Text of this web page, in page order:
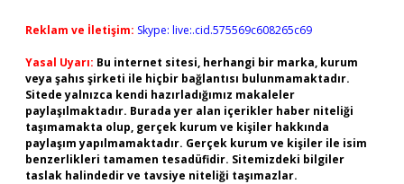
Reklam ve İletişim: Skype: live:.cid.575569c608265c69
Yasal Uyarı: Bu internet sitesi, herhangi bir marka, kurum
veya şahıs şirketi ile hiçbir bağlantısı bulunmamaktadır.
Sitede yalnızca kendi hazırladığımız makaleler
paylaşılmaktadır. Burada yer alan içerikler haber niteliği
taşımamakta olup, gerçek kurum ve kişiler hakkında
paylaşım yapılmamaktadır. Gerçek kurum ve kişiler ile isim
benzerlikleri tamamen tesadüfidir. Sitemizdeki bilgiler
taslak halindedir ve tavsiye niteliği taşımazlar.